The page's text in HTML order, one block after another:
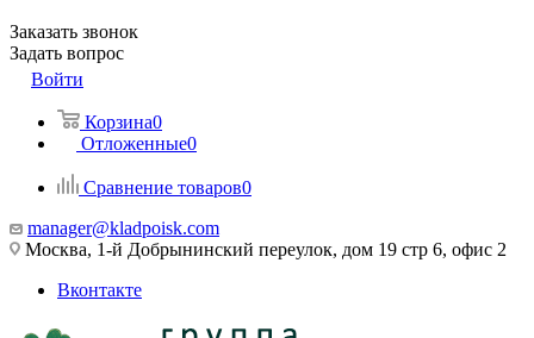
Заказать звонок
Задать вопрос
Войти
Корзина0
Отложенные0
Сравнение товаров0
manager@kladpoisk.com
Москва, 1-й Добрынинский переулок, дом 19 стр 6, офис 2
Вконтакте